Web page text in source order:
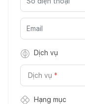
Dịch vụ
Dịch vụ *
Hạng mục